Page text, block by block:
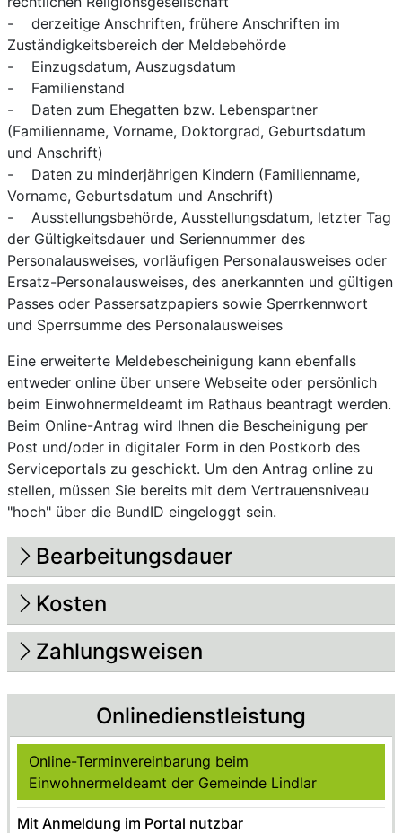
- derzeitige Anschriften, frühere Anschriften im
Zuständigkeitsbereich der Meldebehörde
- Einzugsdatum, Auszugsdatum
- Familienstand
- Daten zum Ehegatten bzw. Lebenspartner
(Familienname, Vorname, Doktorgrad, Geburtsdatum
und Anschrift)
- Daten zu minderjährigen Kindern (Familienname,
Vorname, Geburtsdatum und Anschrift)
- Ausstellungsbehörde, Ausstellungsdatum, letzter Tag
der Gültigkeitsdauer und Seriennummer des
Personalausweises, vorläufigen Personalausweises oder
Ersatz-Personalausweises, des anerkannten und gültigen
Passes oder Passersatzpapiers sowie Sperrkennwort
und Sperrsumme des Personalausweises
Eine erweiterte Meldebescheinigung kann ebenfalls
entweder online über unsere Webseite oder persönlich
beim Einwohnermeldeamt im Rathaus beantragt werden.
Beim Online-Antrag wird Ihnen die Bescheinigung per
Post und/oder in digitaler Form in den Postkorb des
Serviceportals zu geschickt. Um den Antrag online zu
stellen, müssen Sie bereits mit dem Vertrauensniveau
"hoch" über die BundID eingeloggt sein.
Bearbeitungsdauer
Kosten
Zahlungsweisen
Onlinedienstleistung
Ohne Anmeldung im Portal nutzbar
Online-Terminvereinbarung beim
Einwohnermeldeamt der Gemeinde Lindlar
Mit Anmeldung im Portal nutzbar